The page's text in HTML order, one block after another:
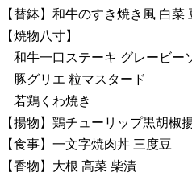
【替鉢】和牛のすき焼き風 白菜
【焼物八寸】
和牛一口ステーキ グレービー
豚グリエ 粒マスタード
若鶏くわ焼き
【揚物】鶏チューリップ黒胡椒
【食事】一文字焼肉丼 三度豆
【香物】大根 高菜 柴漬